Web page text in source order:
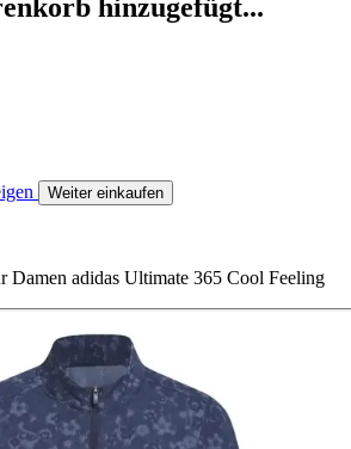
hinzugefügt...
Weiter einkaufen
Damen adidas Ultimate 365 Cool Feeling